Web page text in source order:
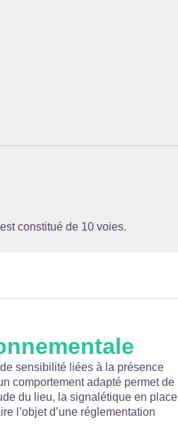
constitué de 10 voies.
sensibilité liées à la présence
comportement adapté permet de
du lieu, la signalétique en place
l’objet d’une réglementation